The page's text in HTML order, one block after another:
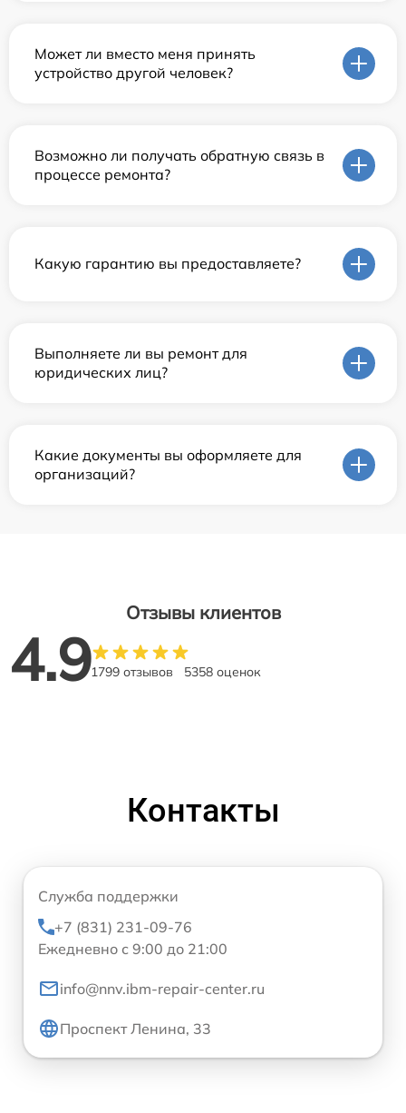
Может ли вместо меня принять
устройство другой человек?
Возможно ли получать обратную связь в
процессе ремонта?
Какую гарантию вы предоставляете?
Выполняете ли вы ремонт для
юридических лиц?
Какие документы вы оформляете для
организаций?
Отзывы клиентов
4.91799 отзывов 5358 оценок
Контакты
Служба поддержки
+7 (831) 231-09-76
Ежедневно с 9:00 до 21:00
info@nnv.ibm-repair-center.ru
Проспект Ленина, 33